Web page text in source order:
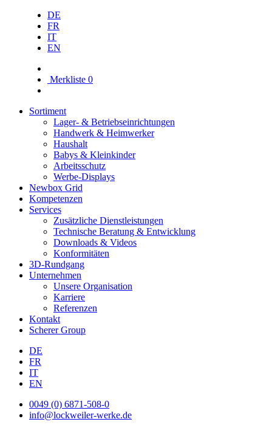
DE
FR
IT
EN
Merkliste 0
Sortiment
Lager- & Betriebs­einrichtungen
Handwerk & Heimwerker
Haushalt
Babys & Kleinkinder
Arbeitsschutz
Werbe-Displays
Newbox Grid
Kompetenzen
Services
Zusätzliche Dienstleistungen
Technische Beratung & Entwicklung
Downloads & Videos
Konformitäten
3D-Rundgang
Unternehmen
Unsere Organisation
Karriere
Referenzen
Kontakt
Scherer Group
DE
FR
IT
EN
0049 (0) 6871-508-0
info@lockweiler-werke.de